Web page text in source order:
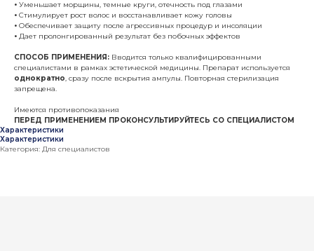
• Уменьшает морщины, темные круги, отечность под глазами
• Стимулирует рост волос и восстанавливает кожу головы
• Обеспечивает защиту после агрессивных процедур и инсоляции
• Дает пролонгированный результат без побочных эффектов
СПОСОБ ПРИМЕНЕНИЯ: Вводится только квалифицированными
специалистами в рамках эстетической медицины. Препарат используется
однократно, сразу после вскрытия ампулы. Повторная стерилизация
запрещена.
Имеются противопоказания
ПЕРЕД ПРИМЕНЕНИЕМ ПРОКОНСУЛЬТИРУЙТЕСЬ СО СПЕЦИАЛИСТОМ
Характеристики
Характеристики
Категория: Для специалистов